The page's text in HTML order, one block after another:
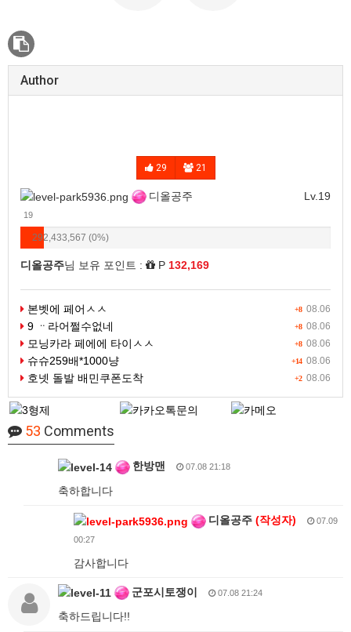
Author
29 21
Lv.19
디올공주
19
292,433,567 (0%)
디올공주님 보유 포인트 : P 132,169
+8 08.06
본벳에 페어ㅅㅅ
+8 08.06
9 ᆢ라어쩔수없네
+8 08.06
모닝카라 페에에 타이ㅅㅅ
+14 08.06
슈슈259배*1000냥
+2 08.06
호넷 돌발 배민쿠폰도착
53 Comments
한방맨 07.08 21:18
축하합니다
디올공주 (작성자)
07.09
00:27
감사합니다
군포시토쟁이 07.08 21:24
축하드립니다!!